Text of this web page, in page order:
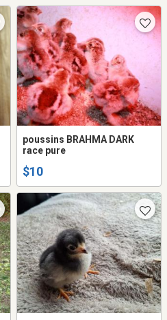
poussins BRAHMA DARK
race pure
$10